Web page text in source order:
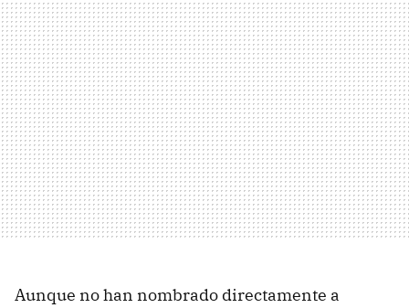
Aunque no han nombrado directamente a